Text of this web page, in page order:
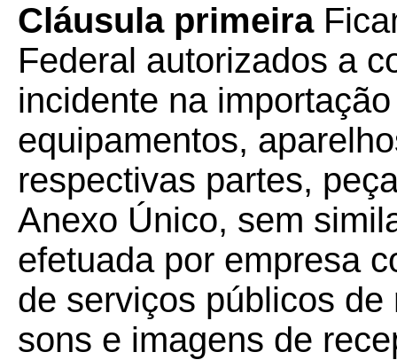
Cláusula primeira
Federal autorizados a
incidente na
equipamentos,
respectivas partes,
Anexo Único, sem
efetuada por empresa
de serviços públicos
sons e imagens de